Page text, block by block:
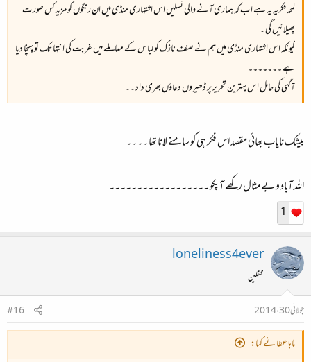
لمحہ فکریہ یہ ہے اب کہ ہماری آنے والی نسلیں اس اشتہاری منڈی میں ان رنگوں کو مزید کس صورت
پھیلائیں گی ۔
کیونکہ اس اشتہاری منڈی میں ہم نے صنف نازک کو لباس کے معاملے میں غربت کی انتہا تک تو پہنچا دیا
ہے ۔۔۔۔۔۔۔
آگہی کی حامل اس بہترین تحریر پر ڈھیروں دعاؤں بھری داد ۔۔
بیشک نایاب بھائی مقصد اس فکر ہی کو سامنے لانا تھا ۔۔۔۔
اللہ آباد و بے مثال رکھے آپکو ۔۔۔۔۔۔۔۔۔۔۔۔۔۔۔۔۔۔
1
loneliness4ever
محفلین
جولائی 30، 2014
#16
ماہا عطا نے کہا: